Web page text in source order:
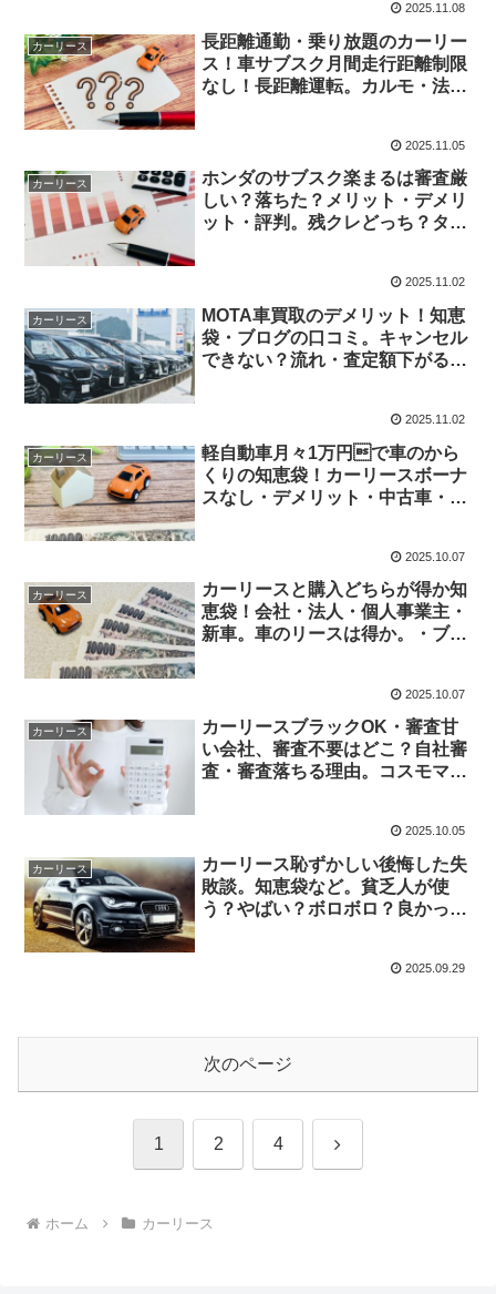
2025.11.08
カーリース
長距離通勤・乗り放題のカーリー
ス！車サブスク月間走行距離制限
なし！長距離運転。カルモ・法
2025.11.05
カーリース
ホンダのサブスク楽まるは審査厳
しい？落ちた？メリット・デメリ
ット・評判。残クレどっち？タイ
2025.11.02
カーリース
MOTA車買取のデメリット！知恵
袋・ブログの口コミ。キャンセル
できない？流れ・査定額下がる査
2025.11.02
カーリース
軽自動車月々1万円で車のから
くりの知恵袋！カーリースボーナ
スなし・デメリット・中古車・審
2025.10.07
カーリース
カーリースと購入どちらが得か知
恵袋！会社・法人・個人事業主・
新車。車のリースは得か。・ブロ
2025.10.07
カーリース
カーリースブラックOK・審査甘
い会社、審査不要はどこ？自社審
査・審査落ちる理由。コスモマイ
2025.10.05
カーリース
カーリース恥ずかしい後悔した失
敗談。知恵袋など。貧乏人が使
う？やばい？ボロボロ？良かった
2025.09.29
次のページ
1 2 4 次
ホーム カーリース